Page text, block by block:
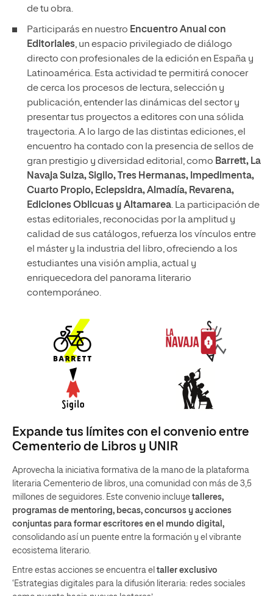
de tu obra.
Participarás en nuestro Encuentro Anual con
Editoriales, un espacio privilegiado de diálogo
directo con profesionales de la edición en España y
Latinoamérica. Esta actividad te permitirá conocer
de cerca los procesos de lectura, selección y
publicación, entender las dinámicas del sector y
presentar tus proyectos a editores con una sólida
trayectoria. A lo largo de las distintas ediciones, el
encuentro ha contado con la presencia de sellos de
gran prestigio y diversidad editorial, como Barrett, La
Navaja Suiza, Sigilo, Tres Hermanas, Impedimenta,
Cuarto Propio, Eclepsidra, Almadía, Revarena,
Ediciones Oblicuas y Altamarea. La participación de
estas editoriales, reconocidas por la amplitud y
calidad de sus catálogos, refuerza los vínculos entre
el máster y la industria del libro, ofreciendo a los
estudiantes una visión amplia, actual y
enriquecedora del panorama literario
contemporáneo.
Expande tus límites con el convenio entre
Cementerio de Libros y UNIR
Aprovecha la iniciativa formativa de la mano de la plataforma
literaria Cementerio de libros, una comunidad con más de 3,5
millones de seguidores. Este convenio incluye talleres,
programas de mentoring, becas, concursos y acciones
conjuntas para formar escritores en el mundo digital,
consolidando así un puente entre la formación y el vibrante
ecosistema literario.
Entre estas acciones se encuentra el taller exclusivo
‘Estrategias digitales para la difusión literaria: redes sociales